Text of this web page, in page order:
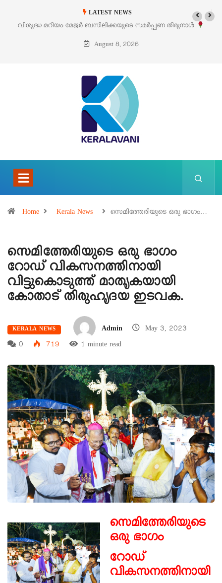
LATEST NEWS
തിരുനാൾ
‘പെറ്റൽസ്’ ലൈഫ് സ്റ്റൈൽ എക്സിബിഷനും
August 8, 2026
Home Kerala News സെമിത്തേരിയുടെ ഒരു ഭാഗം…
സെമിത്തേരിയുടെ ഒരു ഭാഗം
റോഡ് വികസനത്തിനായി
വിട്ടുകൊടുത്ത് മാതൃകയായി
കോതാട് തിരുഹൃദയ ഇടവക.
KERALA NEWS Admin
May 3, 2023
0
719 1 minute read
സെമിത്തേരിയുടെ
ഒരു ഭാഗം
റോഡ്
വികസനത്തിനായി